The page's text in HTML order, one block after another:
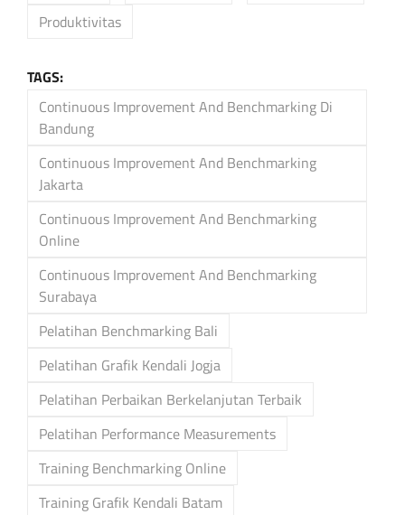
Produktivitas
TAGS:
Continuous Improvement And Benchmarking Di
Bandung
Continuous Improvement And Benchmarking
Jakarta
Continuous Improvement And Benchmarking
Online
Continuous Improvement And Benchmarking
Surabaya
Pelatihan Benchmarking Bali
Pelatihan Grafik Kendali Jogja
Pelatihan Perbaikan Berkelanjutan Terbaik
Pelatihan Performance Measurements
Training Benchmarking Online
Training Grafik Kendali Batam